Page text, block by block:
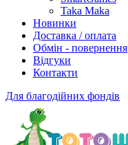
Taka Maka
Новинки
Доставка / оплата
Обмін - повернення
Відгуки
Контакти
Для благодійних фондів